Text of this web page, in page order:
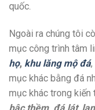
quốc.
Ngoài ra chúng tôi
mục công trình tâm
họ, khu lăng mộ đá,
mục khác bằng đá
mục khác trong kiến